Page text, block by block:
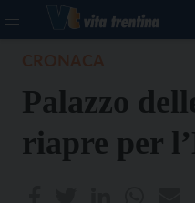
Palazzo
riapre per